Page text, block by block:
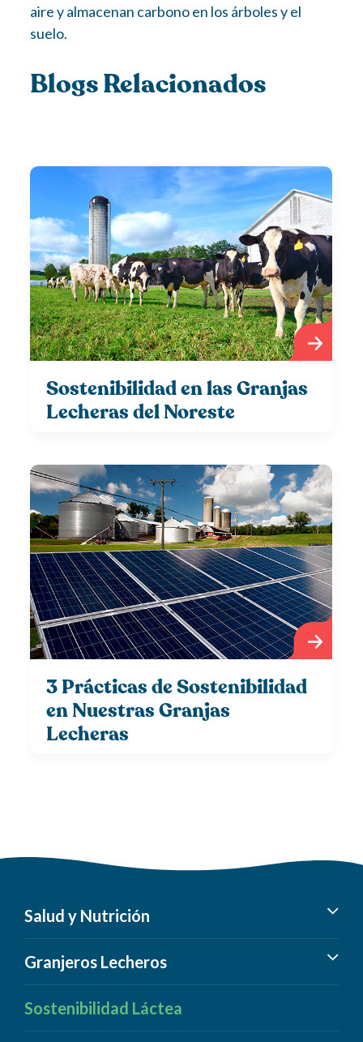
aire y almacenan carbono en los árboles y el
suelo.
Blogs Relacionados
Sostenibilidad en las Granjas
Lecheras del Noreste
3 Prácticas de Sostenibilidad
en Nuestras Granjas
Lecheras
Salud y Nutrición
Beneficios de los Lácteos
Intolerancia a la Lactosa
Granjeros Lecheros
Información sobre las Granjas Lecheras
Sostenibilidad Láctea